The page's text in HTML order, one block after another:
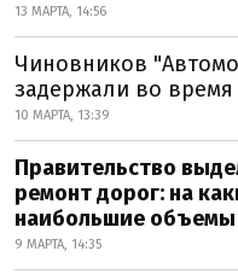
13 МАРТА, 14:56
Чиновников
задержали во время
10 МАРТА, 13:39
Правительство
ремонт дорог: на
наибольшие
9 МАРТА, 14:35